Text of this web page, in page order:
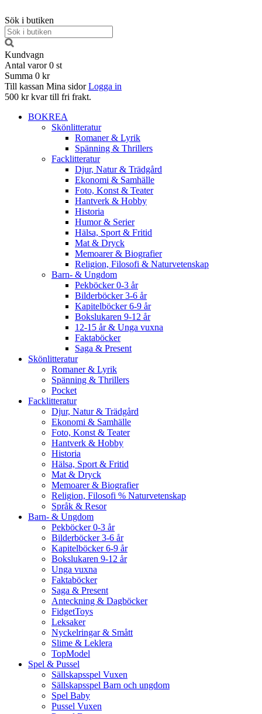
Sök i butiken
Kundvagn
Antal varor 0 st
Summa 0 kr
Till kassan Mina sidor Logga in
500 kr kvar till fri frakt.
BOKREA
Skönlitteratur
Romaner & Lyrik
Spänning & Thrillers
Facklitteratur
Djur, Natur & Trädgård
Ekonomi & Samhälle
Foto, Konst & Teater
Hantverk & Hobby
Historia
Humor & Serier
Hälsa, Sport & Fritid
Mat & Dryck
Memoarer & Biografier
Religion, Filosofi & Naturvetenskap
Barn- & Ungdom
Pekböcker 0-3 år
Bilderböcker 3-6 år
Kapitelböcker 6-9 år
Bokslukaren 9-12 år
12-15 år & Unga vuxna
Faktaböcker
Saga & Present
Skönlitteratur
Romaner & Lyrik
Spänning & Thrillers
Pocket
Facklitteratur
Djur, Natur & Trädgård
Ekonomi & Samhälle
Foto, Konst & Teater
Hantverk & Hobby
Historia
Hälsa, Sport & Fritid
Mat & Dryck
Memoarer & Biografier
Religion, Filosofi % Naturvetenskap
Språk & Resor
Barn- & Ungdom
Pekböcker 0-3 år
Bilderböcker 3-6 år
Kapitelböcker 6-9 år
Bokslukaren 9-12 år
Unga vuxna
Faktaböcker
Saga & Present
Anteckning & Dagböcker
FidgetToys
Leksaker
Nyckelringar & Smått
Slime & Leklera
TopModel
Spel & Pussel
Sällskapsspel Vuxen
Sällskapsspel Barn och ungdom
Spel Baby
Pussel Vuxen